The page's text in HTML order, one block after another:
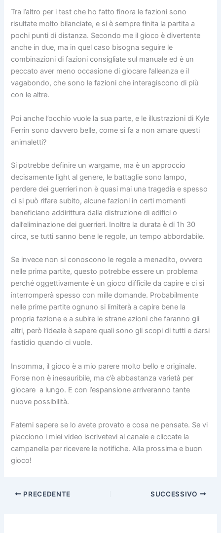
Tra l’altro per i test che ho fatto finora le fazioni sono
risultate molto bilanciate, e si è sempre finita la partita a
pochi punti di distanza. Secondo me il gioco è divertente
anche in due, ma in quel caso bisogna seguire le
combinazioni di fazioni consigliate sul manuale ed è un
peccato aver meno occasione di giocare l’alleanza e il
vagabondo, che sono le fazioni che interagiscono di più
con le altre.
Poi anche l’occhio vuole la sua parte, e le illustrazioni di Kyle
Ferrin sono davvero belle, come si fa a non amare questi
animaletti?
Si potrebbe definire un wargame, ma è un approccio
decisamente light al genere, le battaglie sono lampo,
perdere dei guerrieri non è quasi mai una tragedia e spesso
ci si può rifare subito, alcune fazioni in certi momenti
beneficiano addirittura dalla distruzione di edifici o
dall’eliminazione dei guerrieri. Inoltre la durata è di 1h 30
circa, se tutti sanno bene le regole, un tempo abbordabile.
Se invece non si conoscono le regole a menadito, ovvero
nelle prima partite, questo potrebbe essere un problema
perché oggettivamente è un gioco difficile da capire e ci si
interromperà spesso con mille domande. Probabilmente
nelle prime partite ognuno si limiterà a capire bene la
propria fazione e a subire le strane azioni che faranno gli
altri, però l’ideale è sapere quali sono gli scopi di tutti e darsi
fastidio quando ci vuole.
Insomma, il gioco è a mio parere molto bello e originale.
Forse non è inesauribile, ma c’è abbastanza varietà per
giocare a lungo. E con l’espansione arriveranno tante
nuove possibilità.
Fatemi sapere se lo avete provato e cosa ne pensate. Se vi
piacciono i miei video iscrivetevi al canale e cliccate la
campanella per ricevere le notifiche. Alla prossima e buon
gioco!
PRECEDENTE SUCCESSIVO